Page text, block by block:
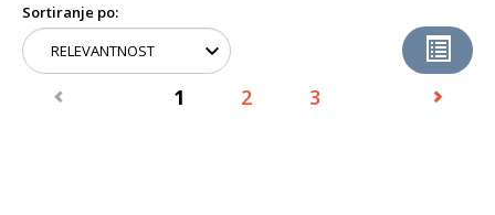
Sortiranje po:
1 2 3